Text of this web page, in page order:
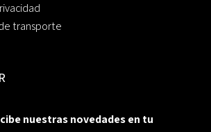
transporte
nuestras novedades en tu